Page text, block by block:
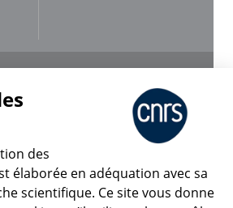
CNRS Le Mag
des
élaborée en adéquation avec sa
scientifique. Ce site vous donne